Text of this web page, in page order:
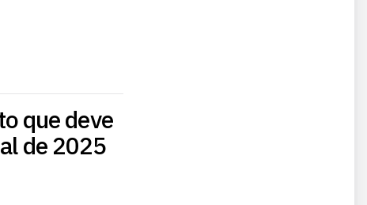
que deve
de 2025